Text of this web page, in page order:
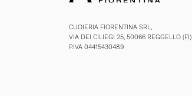
CUOIERIA FIORENTINA SRL,
VIA DEI CILIEGI 25, 50066 REGGELLO (FI)
P.IVA 04415430489